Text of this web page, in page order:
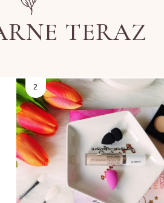
TERAZ